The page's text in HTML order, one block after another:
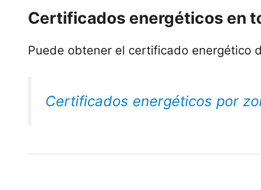
Certificados energéticos en
Puede obtener el certificado energético
Certificados energéticos por